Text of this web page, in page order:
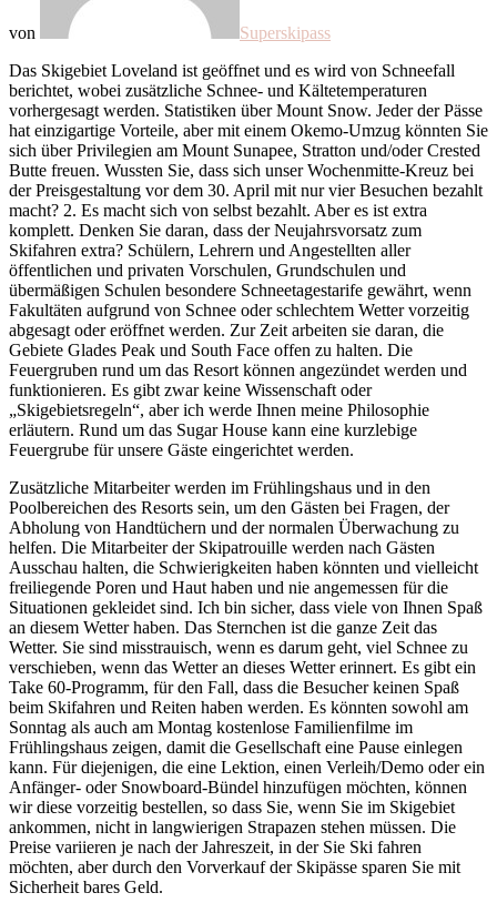
von
Superskipass
Das Skigebiet Loveland ist geöffnet und es wird von Schneefall
berichtet, wobei zusätzliche Schnee- und Kältetemperaturen
vorhergesagt werden. Statistiken über Mount Snow. Jeder der Pässe
hat einzigartige Vorteile, aber mit einem Okemo-Umzug könnten Sie
sich über Privilegien am Mount Sunapee, Stratton und/oder Crested
Butte freuen. Wussten Sie, dass sich unser Wochenmitte-Kreuz bei
der Preisgestaltung vor dem 30. April mit nur vier Besuchen bezahlt
macht? 2. Es macht sich von selbst bezahlt. Aber es ist extra
komplett. Denken Sie daran, dass der Neujahrsvorsatz zum
Skifahren extra? Schülern, Lehrern und Angestellten aller
öffentlichen und privaten Vorschulen, Grundschulen und
übermäßigen Schulen besondere Schneetagestarife gewährt, wenn
Fakultäten aufgrund von Schnee oder schlechtem Wetter vorzeitig
abgesagt oder eröffnet werden. Zur Zeit arbeiten sie daran, die
Gebiete Glades Peak und South Face offen zu halten. Die
Feuergruben rund um das Resort können angezündet werden und
funktionieren. Es gibt zwar keine Wissenschaft oder
„Skigebietsregeln“, aber ich werde Ihnen meine Philosophie
erläutern. Rund um das Sugar House kann eine kurzlebige
Feuergrube für unsere Gäste eingerichtet werden.
Zusätzliche Mitarbeiter werden im Frühlingshaus und in den
Poolbereichen des Resorts sein, um den Gästen bei Fragen, der
Abholung von Handtüchern und der normalen Überwachung zu
helfen. Die Mitarbeiter der Skipatrouille werden nach Gästen
Ausschau halten, die Schwierigkeiten haben könnten und vielleicht
freiliegende Poren und Haut haben und nie angemessen für die
Situationen gekleidet sind. Ich bin sicher, dass viele von Ihnen Spaß
an diesem Wetter haben. Das Sternchen ist die ganze Zeit das
Wetter. Sie sind misstrauisch, wenn es darum geht, viel Schnee zu
verschieben, wenn das Wetter an dieses Wetter erinnert. Es gibt ein
Take 60-Programm, für den Fall, dass die Besucher keinen Spaß
beim Skifahren und Reiten haben werden. Es könnten sowohl am
Sonntag als auch am Montag kostenlose Familienfilme im
Frühlingshaus zeigen, damit die Gesellschaft eine Pause einlegen
kann. Für diejenigen, die eine Lektion, einen Verleih/Demo oder ein
Anfänger- oder Snowboard-Bündel hinzufügen möchten, können
wir diese vorzeitig bestellen, so dass Sie, wenn Sie im Skigebiet
ankommen, nicht in langwierigen Strapazen stehen müssen. Die
Preise variieren je nach der Jahreszeit, in der Sie Ski fahren
möchten, aber durch den Vorverkauf der Skipässe sparen Sie mit
Sicherheit bares Geld.